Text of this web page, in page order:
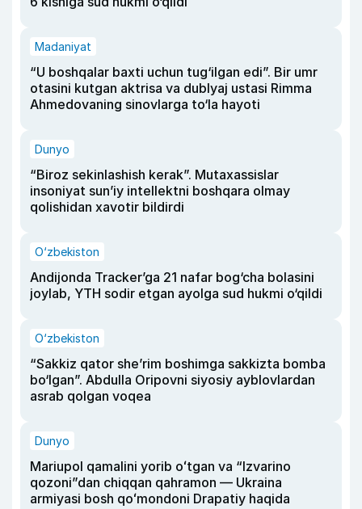
Madaniyat
“U boshqalar baxti uchun tug‘ilgan edi”. Bir umr
otasini kutgan aktrisa va dublyaj ustasi Rimma
Ahmedovaning sinovlarga to‘la hayoti
Dunyo
“Biroz sekinlashish kerak”. Mutaxassislar
insoniyat sun’iy intellektni boshqara olmay
qolishidan xavotir bildirdi
O‘zbekiston
Andijonda Tracker’ga 21 nafar bog‘cha bolasini
joylab, YTH sodir etgan ayolga sud hukmi o‘qildi
O‘zbekiston
“Sakkiz qator she’rim boshimga sakkizta bomba
bo‘lgan”. Abdulla Oripovni siyosiy ayblovlardan
asrab qolgan voqea
Dunyo
Mariupol qamalini yorib oʻtgan va “Izvarino
qozoni”dan chiqqan qahramon — Ukraina
armiyasi bosh qoʻmondoni Drapatiy haqida